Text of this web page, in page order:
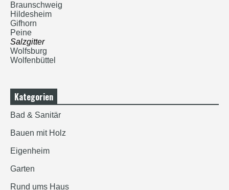
Braunschweig
Hildesheim
Gifhorn
Peine
Salzgitter
Wolfsburg
Wolfenbüttel
Kategorien
Bad & Sanitär
Bauen mit Holz
Eigenheim
Garten
Rund ums Haus